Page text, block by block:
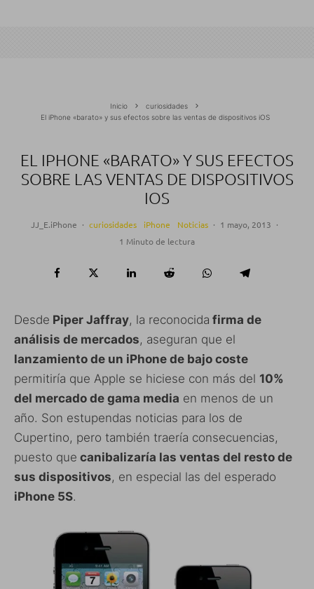
Inicio
curiosidades
El iPhone «barato» y sus efectos sobre las ventas de dispositivos iOS
EL IPHONE «BARATO» Y SUS EFECTOS
SOBRE LAS VENTAS DE DISPOSITIVOS
IOS
JJ_E.iPhone · curiosidades iPhone Noticias · 1 mayo, 2013 ·
1 Minuto de lectura
Desde Piper Jaffray, la reconocida firma de
análisis de mercados, aseguran que el
lanzamiento de un iPhone de bajo coste
permitiría que Apple se hiciese con más del 10%
del mercado de gama media en menos de un
año. Son estupendas noticias para los de
Cupertino, pero también traería consecuencias,
puesto que canibalizaría las ventas del resto de
sus dispositivos, en especial las del esperado
iPhone 5S.